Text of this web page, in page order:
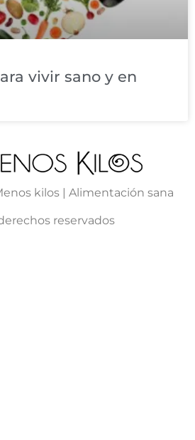
vivir sano y en
kilos | Alimentación sana
reservados